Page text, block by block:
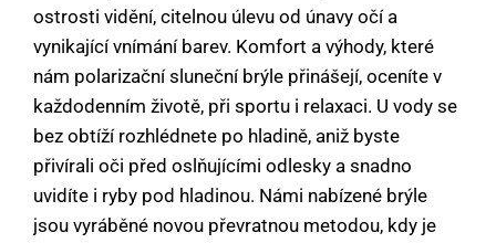
ostrosti vidění, citelnou úlevu od únavy očí a
vynikající vnímání barev. Komfort a výhody, které
nám polarizační sluneční brýle přinášejí, oceníte v
každodenním životě, při sportu i relaxaci. U vody se
bez obtíží rozhlédnete po hladině, aniž byste
přivírali oči před oslňujícími odlesky a snadno
uvidíte i ryby pod hladinou. Námi nabízené brýle
jsou vyráběné novou převratnou metodou, kdy je